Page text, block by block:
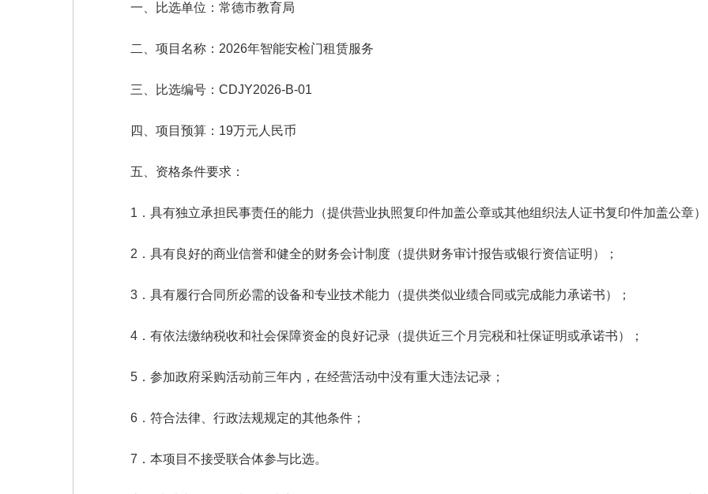
一、比选单位：常德市教育局
二、项目名称：2026年智能安检门租赁服务
三、比选编号：CDJY2026-B-01
四、项目预算：19万元人民币
五、资格条件要求：
1．具有独立承担民事责任的能力（提供营业执照复印件加盖公章或其他组织法人证书复印件加盖公章
2．具有良好的商业信誉和健全的财务会计制度（提供财务审计报告或银行资信证明）；
3．具有履行合同所必需的设备和专业技术能力（提供类似业绩合同或完成能力承诺书）；
4．有依法缴纳税收和社会保障资金的良好记录（提供近三个月完税和社保证明或承诺书）；
5．参加政府采购活动前三年内，在经营活动中没有重大违法记录；
6．符合法律、行政法规规定的其他条件；
7．本项目不接受联合体参与比选。